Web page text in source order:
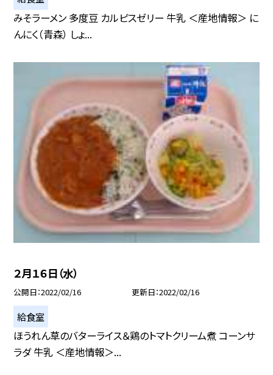
みそラーメン 多度豆 カルピスゼリー 牛乳 ＜産地情報＞ に
んにく（青森） しょ...
２月１６日（水）
公開日 2022/02/16 更新日 2022/02/16
給食室
ほうれん草のバターライス＆鶏のトマトクリーム煮 コーンサ
ラダ 牛乳 ＜産地情報＞...